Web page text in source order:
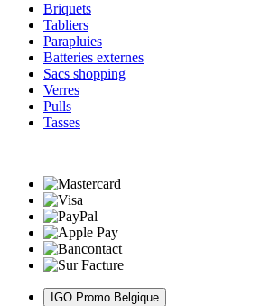
Briquets
Tabliers
Parapluies
Batteries externes
Sacs shopping
Verres
Pulls
Tasses
IGO Promo Belgique